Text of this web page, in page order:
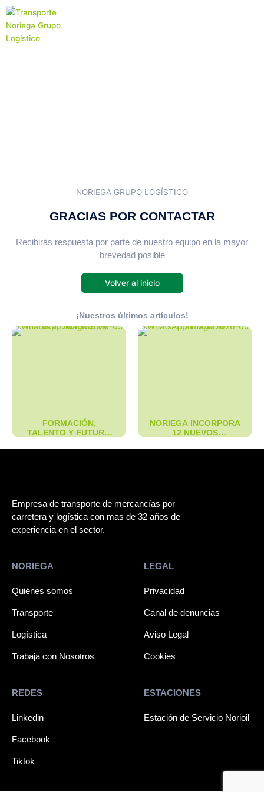
contenido
NORIEGA GRUPO LOGÍSTICO
GRACIAS POR CONTACTAR
Recibirás respuesta por parte de nuestro equipo en la mayor
brevedad posible
Volver al inicio
¡Nuestros últimos artículos!
FORMACIÓN,
TALENTO Y FUTURO
LOGÍSTICO🎓🚛
NORIEGA INCORPORA
12 NUEVOS
ES
Empresa de transporte de mercancías por
carretera y logística con mas de 32 años de
experiencia en el sector.
NORIEGA
Quiénes somos
Transporte
Logística
Trabaja con Nosotros
LEGAL
Privacidad
Canal de denuncias
Aviso Legal
Cookies
REDES
Linkedin
Facebook
Tiktok
ESTACIONES
Estación de Servicio Norioil